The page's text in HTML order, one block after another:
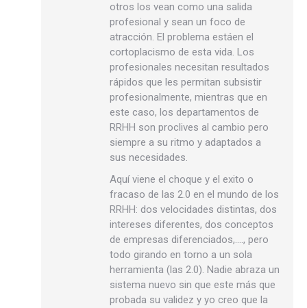
otros los vean como una salida
profesional y sean un foco de
atracción. El problema estáen el
cortoplacismo de esta vida. Los
profesionales necesitan resultados
rápidos que les permitan subsistir
profesionalmente, mientras que en
este caso, los departamentos de
RRHH son proclives al cambio pero
siempre a su ritmo y adaptados a
sus necesidades.
Aquí viene el choque y el exito o
fracaso de las 2.0 en el mundo de los
RRHH: dos velocidades distintas, dos
intereses diferentes, dos conceptos
de empresas diferenciados,…., pero
todo girando en torno a un sola
herramienta (las 2.0). Nadie abraza un
sistema nuevo sin que este más que
probada su validez y yo creo que la